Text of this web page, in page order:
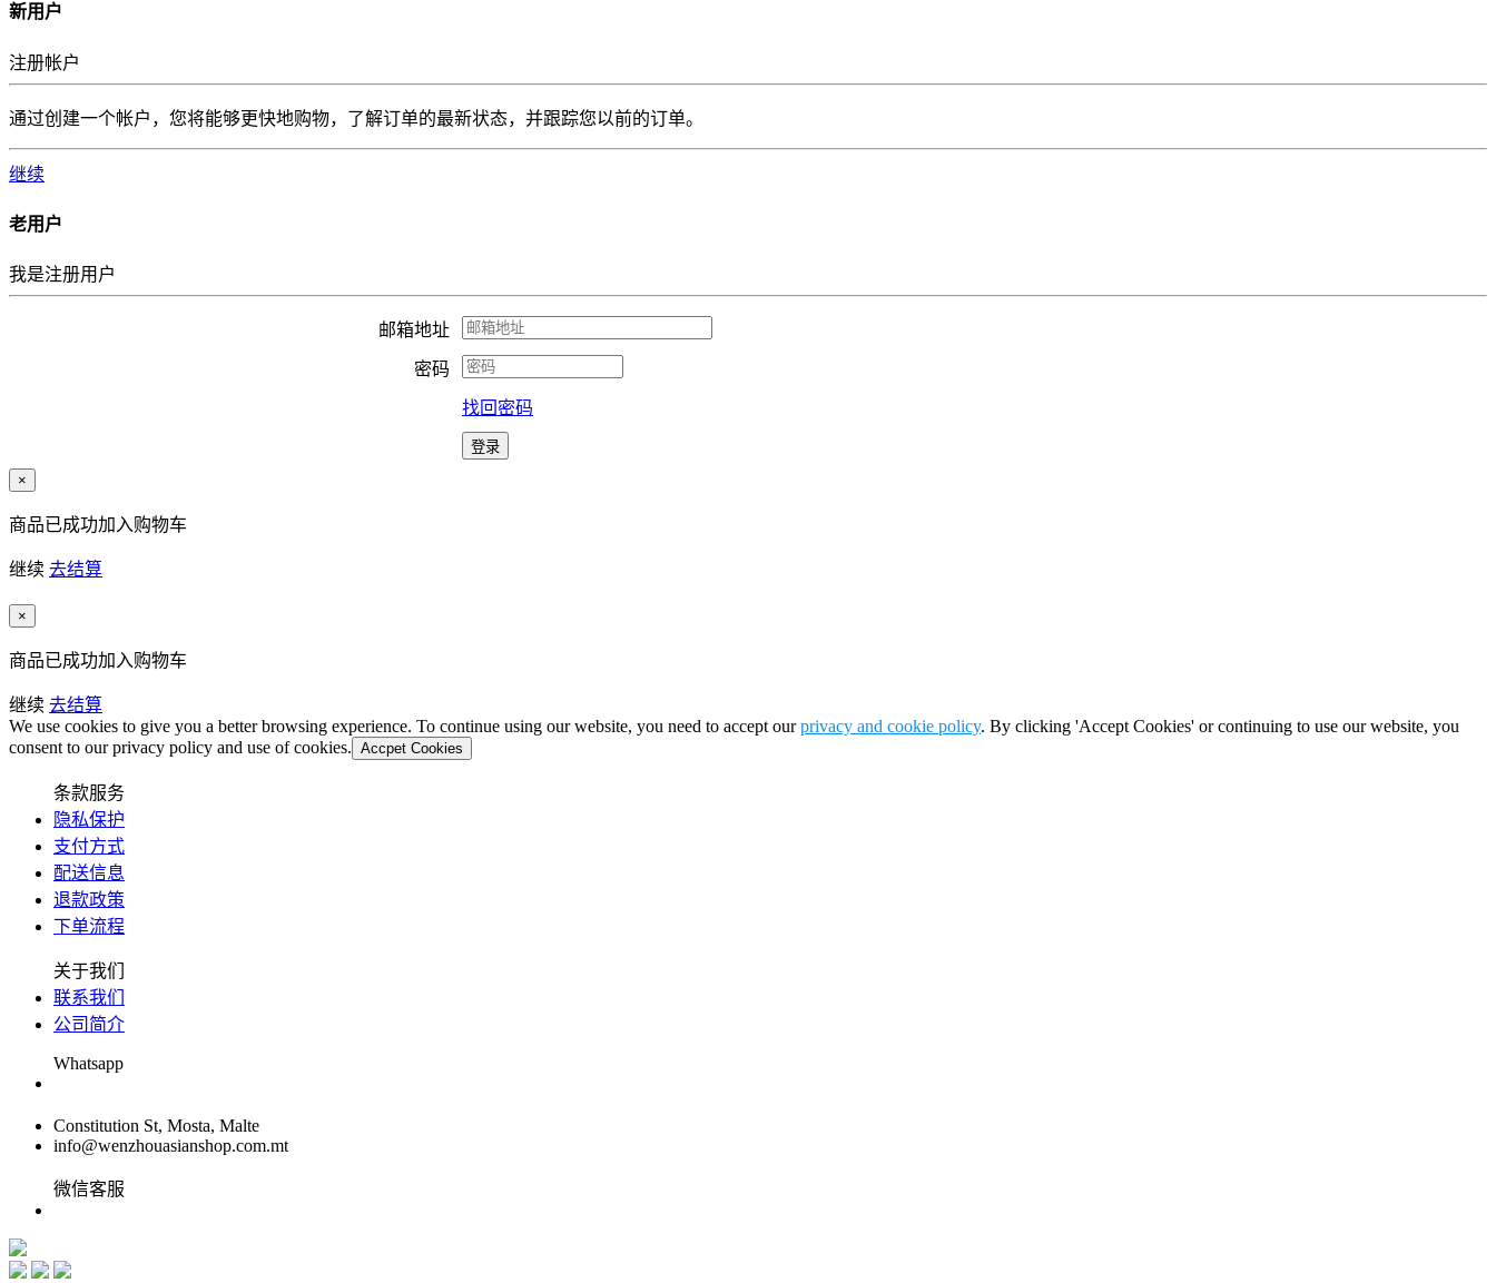
新用户
注册帐户
通过创建一个帐户，您将能够更快地购物，了解订单的最新状态，并跟踪您以前的订单。
继续
老用户
我是注册用户
邮箱地址
密码
找回密码
×
商品已成功加入购物车
继续 去结算
×
商品已成功加入购物车
继续 去结算
We use cookies to give you a better browsing experience. To continue using our website, you need to accept ourprivacy and cookie policy. By clicking 'Accept Cookies' or continuing to use our website, you
consent to our privacy policy and use of cookies. Accpet Cookies
条款服务
隐私保护
支付方式
配送信息
退款政策
下单流程
关于我们
联系我们
公司简介
Whatsapp
Constitution St, Mosta, Malte
info@wenzhouasianshop.com.mt
微信客服